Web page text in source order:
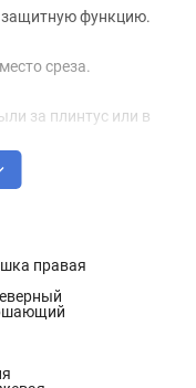
защитную функцию.
среза.
за плинтус или в
ПВХ.
правая